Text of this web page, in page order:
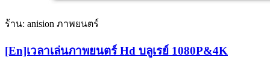
ร้าน: anision ภาพยนตร์
[En]เวลาเล่นภาพยนตร์ Hd บลูเรย์ 1080P&4K